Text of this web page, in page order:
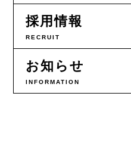
採用情報
RECRUIT
お知らせ
INFORMATION